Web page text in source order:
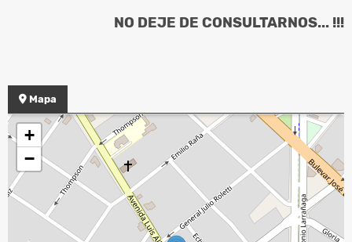
NO DEJE DE CONSULTARNOS... !!!
Mapa
+
−